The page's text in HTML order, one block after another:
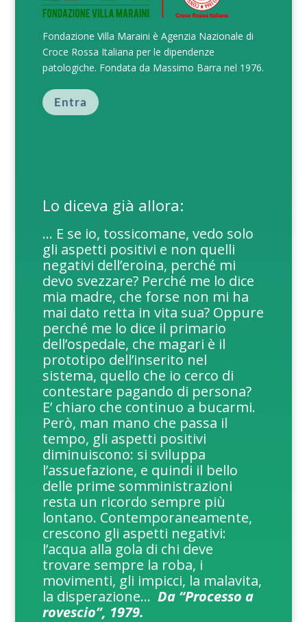
Fondazione Villa Maraini è Agenzia Nazionale di
Croce Rossa Italiana per le dipendenze
patologiche. Fondata da Massimo Barra nel 1976.
Entra
Lo diceva già allora:
… E se io, tossicomane, vedo solo
gli aspetti positivi e non quelli
negativi dell’eroina, perché mi
devo svezzare? Perché me lo dice
mia madre, che forse non mi ha
mai dato retta in vita sua? Oppure
perché me lo dice il primario
dell’ospedale, che magari è il
prototipo dell’inserito nel
sistema, quello che io cerco di
contestare pagando di persona?
E’ chiaro che continuo a bucarmi.
Però, man mano che passa il
tempo, gli aspetti positivi
diminuiscono: si sviluppa
l’assuefazione, e quindi il bello
delle prime somministrazioni
resta un ricordo sempre più
lontano. Contemporaneamente,
crescono gli aspetti negativi:
l’acqua alla gola di chi deve
trovare sempre la roba, i
movimenti, gli impicci, la malavita,
la disperazione…Da “Processo a
rovescio”, 1979.